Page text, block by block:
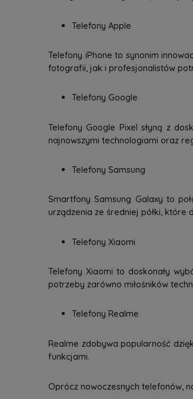
Telefony Apple
Telefony iPhone to synonim
fotografii, jak i profesjonalistów
Telefony Google
Telefony Google Pixel słyną z
najnowszymi technologiami oraz
Telefony Samsung
Smartfony Samsung Galaxy to
urządzenia ze średniej półki, które
Telefony Xiaomi
Telefony Xiaomi to doskonały
potrzeby zarówno miłośników
Telefony Realme
Realme zdobywa popularność
funkcjami.
Oprócz nowoczesnych telefonów,